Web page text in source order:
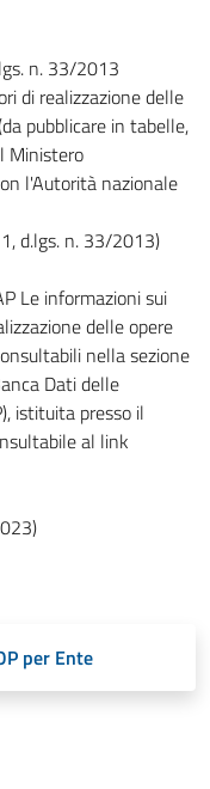
n. 33/2013
di realizzazione delle
pubblicare in tabelle,
Ministero
l'Autorità nazionale
d.lgs. n. 33/2013)
Le informazioni sui
delle opere
nella sezione
Dati delle
istituita presso il
al link
per Ente